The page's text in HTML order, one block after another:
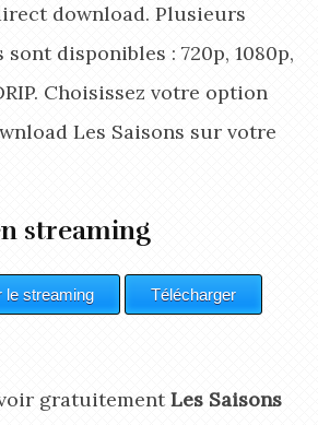
download. Plusieurs
disponibles : 720p, 1080p,
Choisissez votre option
Les Saisons sur votre
streaming
gratuitementLes Saisons